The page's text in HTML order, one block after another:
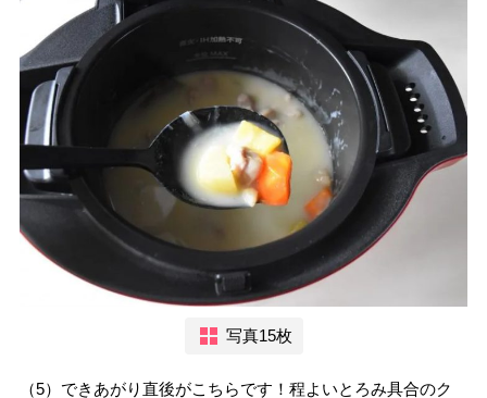
写真15枚
（5）できあがり直後がこちらです！程よいとろみ具合のク